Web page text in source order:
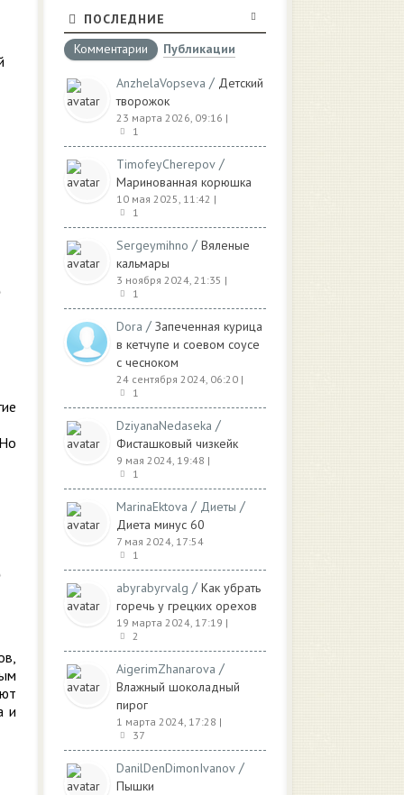
и
ПОСЛЕДНИЕ
Комментарии
Публикации
AnzhelaVopseva / Детский
творожок
23 марта 2026, 09:16 |
1
TimofeyCherepov /
Маринованная корюшка
10 мая 2025, 11:42 |
1
Sergeymihno / Вяленые
кальмары
3 ноября 2024, 21:35 |
1
Dora / Запеченная курица
в кетчупе и соевом соусе
с чесноком
24 сентября 2024, 06:20 |
1
DziyanaNedaseka /
Фисташковый чизкейк
9 мая 2024, 19:48 |
1
MarinaEktova / Диеты /
Диета минус 60
7 мая 2024, 17:54
1
abyrabyrvalg / Как убрать
горечь у грецких орехов
19 марта 2024, 17:19 |
2
AigerimZhanarova /
Влажный шоколадный
пирог
1 марта 2024, 17:28 |
37
DanilDenDimonIvanov /
Пышки